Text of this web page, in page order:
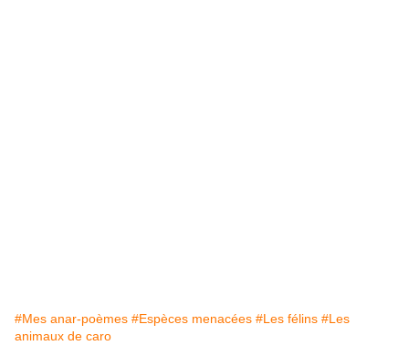
#Mes anar-poèmes #Espèces menacées #Les félins #Les
animaux de caro